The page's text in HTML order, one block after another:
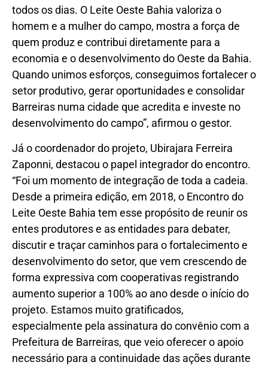
todos os dias. O Leite Oeste Bahia valoriza o
homem e a mulher do campo, mostra a força de
quem produz e contribui diretamente para a
economia e o desenvolvimento do Oeste da Bahia.
Quando unimos esforços, conseguimos fortalecer o
setor produtivo, gerar oportunidades e consolidar
Barreiras numa cidade que acredita e investe no
desenvolvimento do campo”, afirmou o gestor.
Já o coordenador do projeto, Ubirajara Ferreira
Zaponni, destacou o papel integrador do encontro.
“Foi um momento de integração de toda a cadeia.
Desde a primeira edição, em 2018, o Encontro do
Leite Oeste Bahia tem esse propósito de reunir os
entes produtores e as entidades para debater,
discutir e traçar caminhos para o fortalecimento e
desenvolvimento do setor, que vem crescendo de
forma expressiva com cooperativas registrando
aumento superior a 100% ao ano desde o início do
projeto. Estamos muito gratificados,
especialmente pela assinatura do convênio com a
Prefeitura de Barreiras, que veio oferecer o apoio
necessário para a continuidade das ações durante